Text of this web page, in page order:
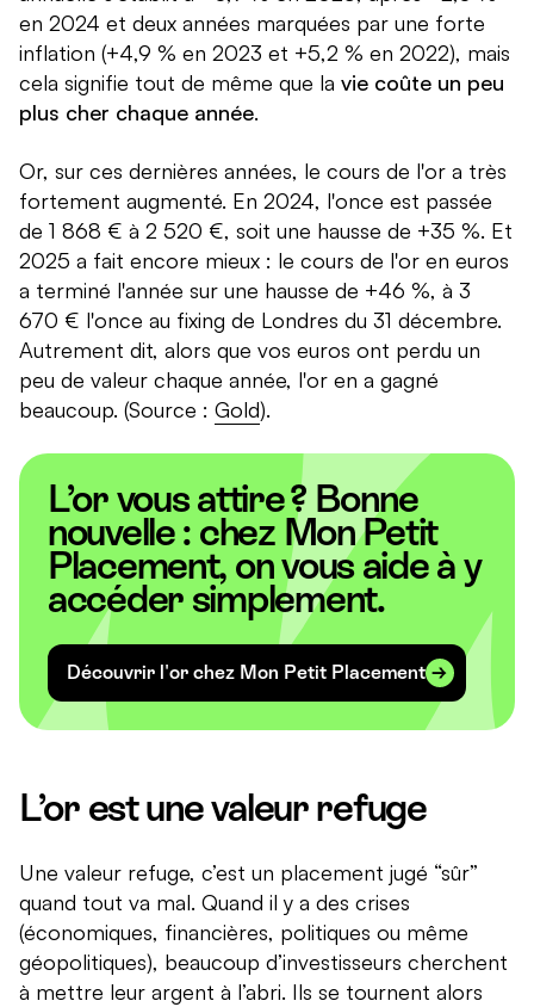
en 2024 et deux années marquées par une forte
inflation (+4,9 % en 2023 et +5,2 % en 2022), mais
cela signifie tout de même que la vie coûte un peu
plus cher chaque année.
Or, sur ces dernières années, le cours de l'or a très
fortement augmenté. En 2024, l'once est passée
de 1 868 € à 2 520 €, soit une hausse de +35 %. Et
2025 a fait encore mieux : le cours de l'or en euros
a terminé l'année sur une hausse de +46 %, à 3
670 € l'once au fixing de Londres du 31 décembre.
Autrement dit, alors que vos euros ont perdu un
peu de valeur chaque année, l'or en a gagné
beaucoup. (Source : Gold).
L’or vous attire ? Bonne
nouvelle : chez Mon Petit
Placement, on vous aide à y
accéder simplement.
Découvrir l'or chez Mon Petit Placement
L’or est une valeur refuge
Une valeur refuge, c’est un placement jugé “sûr”
quand tout va mal. Quand il y a des crises
(économiques, financières, politiques ou même
géopolitiques), beaucoup d’investisseurs cherchent
à mettre leur argent à l’abri. Ils se tournent alors